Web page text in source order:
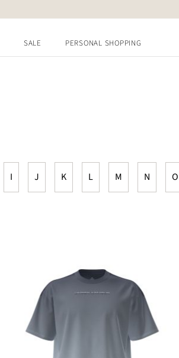
SALE PERSONAL SHOPPING
I J K L M N O